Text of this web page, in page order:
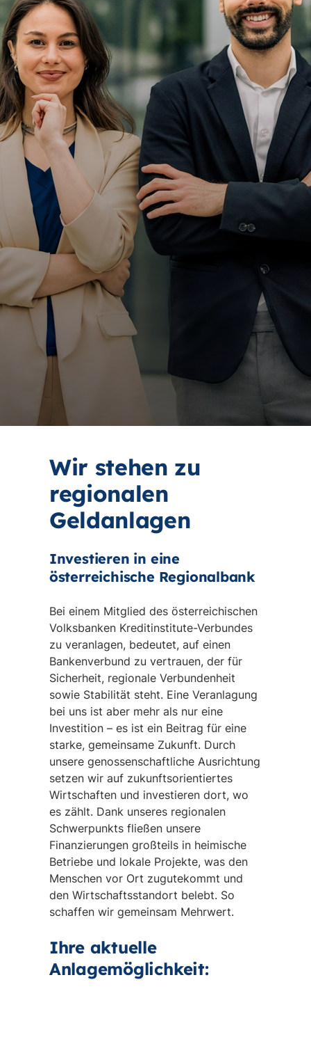
Wir stehen zu
regionalen
Geldanlagen
Investieren in eine
österreichische Regionalbank
Bei einem Mitglied des österreichischen
Volksbanken Kreditinstitute-Verbundes
zu veranlagen, bedeutet, auf einen
Bankenverbund zu vertrauen, der für
Sicherheit, regionale Verbundenheit
sowie Stabilität steht. Eine Veranlagung
bei uns ist aber mehr als nur eine
Investition – es ist ein Beitrag für eine
starke, gemeinsame Zukunft. Durch
unsere genossenschaftliche Ausrichtung
setzen wir auf zukunftsorientiertes
Wirtschaften und investieren dort, wo
es zählt. Dank unseres regionalen
Schwerpunkts fließen unsere
Finanzierungen großteils in heimische
Betriebe und lokale Projekte, was den
Menschen vor Ort zugutekommt und
den Wirtschaftsstandort belebt. So
schaffen wir gemeinsam Mehrwert.
Ihre aktuelle
Anlagemöglichkeit: